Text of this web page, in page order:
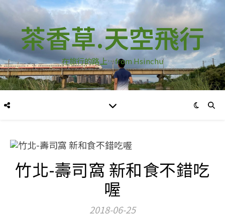
茶香草.天空飛行
在旅行的路上…from Hsinchu
竹北-壽司窩 新和食不錯吃
喔
2018-06-25